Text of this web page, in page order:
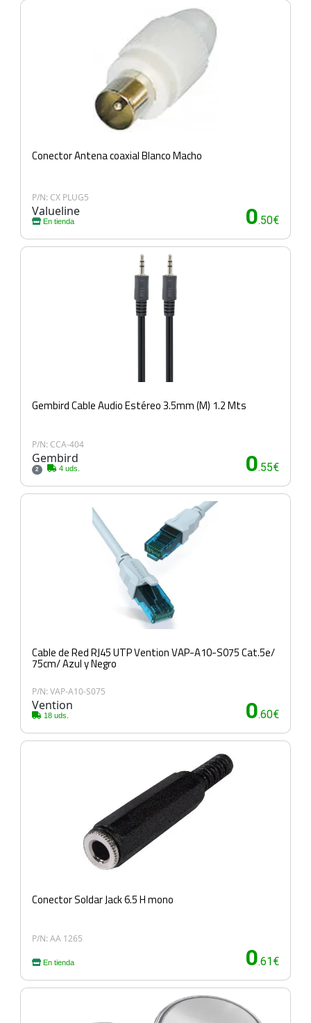
Conector Antena coaxial Blanco Macho
P/N: CX PLUG5
Valueline
En tienda 0.50€
Gembird Cable Audio Estéreo 3.5mm (M) 1.2 Mts
P/N: CCA-404
Gembird
2 4 uds. 0.55€
Cable de Red RJ45 UTP Vention VAP-A10-S075 Cat.5e/
75cm/ Azul y Negro
P/N: VAP-A10-S075
Vention
18 uds. 0.60€
Conector Soldar Jack 6.5 H mono
P/N: AA 1265
En tienda 0.61€